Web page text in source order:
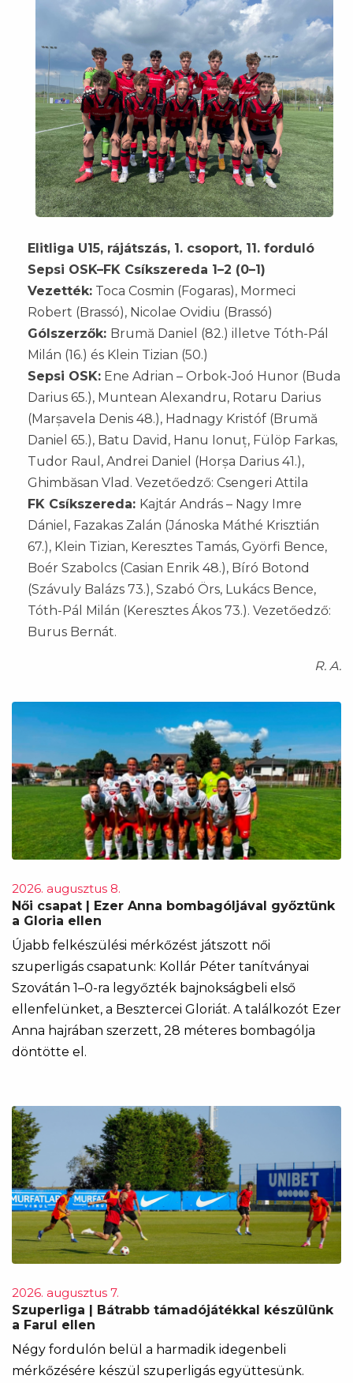
Elitliga U15, rájátszás, 1. csoport, 11. forduló
Sepsi OSK–FK Csíkszereda 1–2 (0–1)
Vezették: Toca Cosmin (Fogaras), Mormeci
Robert (Brassó), Nicolae Ovidiu (Brassó)
Gólszerzők: Brumă Daniel (82.) illetve Tóth-Pál
Milán (16.) és Klein Tizian (50.)
Sepsi OSK: Ene Adrian – Orbok-Joó Hunor (Buda
Darius 65.), Muntean Alexandru, Rotaru Darius
(Marșavela Denis 48.), Hadnagy Kristóf (Brumă
Daniel 65.), Batu David, Hanu Ionuț, Fülöp Farkas,
Tudor Raul, Andrei Daniel (Horșa Darius 41.),
Ghimbăsan Vlad. Vezetőedző: Csengeri Attila
FK Csíkszereda: Kajtár András – Nagy Imre
Dániel, Fazakas Zalán (Jánoska Máthé Krisztián
67.), Klein Tizian, Keresztes Tamás, Györfi Bence,
Boér Szabolcs (Casian Enrik 48.), Bíró Botond
(Szávuly Balázs 73.), Szabó Örs, Lukács Bence,
Tóth-Pál Milán (Keresztes Ákos 73.). Vezetőedző:
Burus Bernát.
R. A.
2026. augusztus 8.
Női csapat | Ezer Anna bombagóljával győztünk
a Gloria ellen
Újabb felkészülési mérkőzést játszott női
szuperligás csapatunk: Kollár Péter tanítványai
Szovátán 1–0-ra legyőzték bajnokságbeli első
ellenfelünket, a Besztercei Gloriát. A találkozót Ezer
Anna hajrában szerzett, 28 méteres bombagólja
döntötte el.
2026. augusztus 7.
Szuperliga | Bátrabb támadójátékkal készülünk
a Farul ellen
Négy fordulón belül a harmadik idegenbeli
mérkőzésére készül szuperligás együttesünk.